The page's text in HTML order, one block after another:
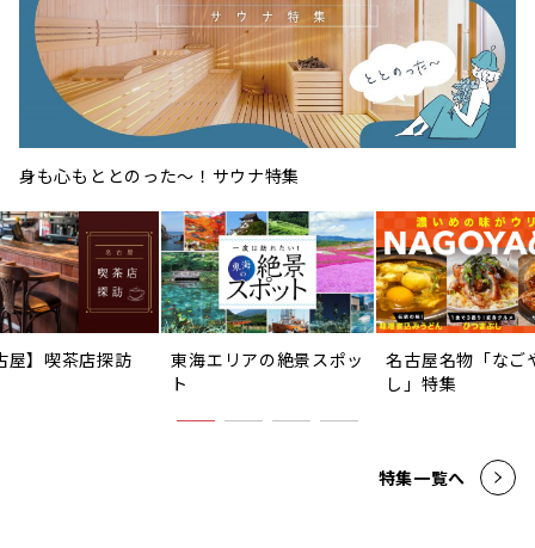
身も心もととのった〜！サウナ特集
屋】喫茶店探訪
東海エリアの絶景スポッ
ト
名古屋名物「なご
し」特集
特集一覧へ